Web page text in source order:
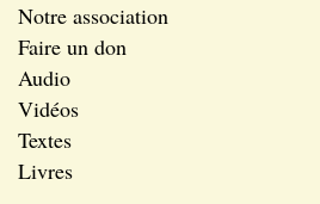
Notre association
Faire un don
Audio
Vidéos
Textes
Livres